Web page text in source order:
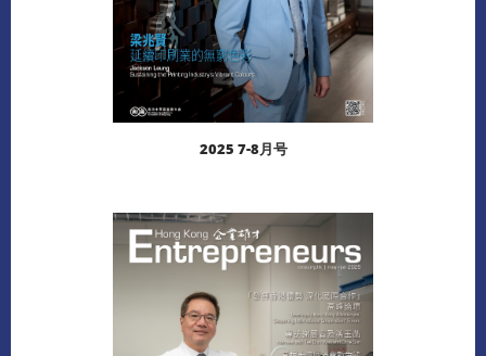
阅读更多
2025 7-8月号